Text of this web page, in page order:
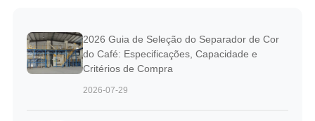
2026 Guia de Seleção do Separador de Cor
do Café: Especificações, Capacidade e
Critérios de Compra
2026-07-29